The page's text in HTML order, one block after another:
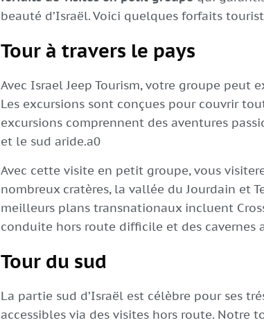
beauté d’Israël. Voici quelques forfaits
Tour à travers le pays
Avec Israel Jeep Tourism, votre groupe peut
Les excursions sont conçues pour couvrir
excursions comprennent des aventures
et le sud aride.a0
Avec cette visite en petit groupe, vous
nombreux cratères, la vallée du Jourdain et
meilleurs plans transnationaux incluent
conduite hors route difficile et des cavernes
Tour du sud
La partie sud d’Israël est célèbre pour ses
accessibles via des visites hors route. Notre